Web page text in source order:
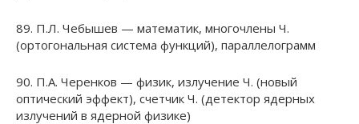
89. П.Л. Чебышев — математик, многочлены Ч.
(ортогональная система функций), параллелограмм
90. П.А. Черенков — физик, излучение Ч. (новый
оптический эффект), счетчик Ч. (детектор ядерных
излучений в ядерной физике)